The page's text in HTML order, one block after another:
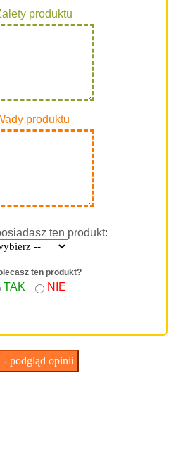
produktu
produktu
ten produkt:
ten produkt?
TAK NIE